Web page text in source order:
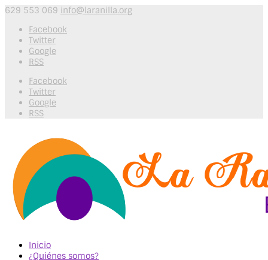
629 553 069 info@laranilla.org
Facebook
Twitter
Google
RSS
Facebook
Twitter
Google
RSS
Inicio
¿Quiénes somos?